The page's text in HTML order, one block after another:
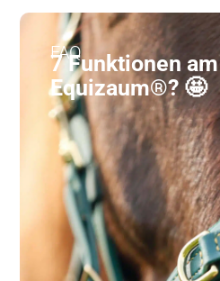
FAQ
7 Funktionen am
Equizaum®? 🤩